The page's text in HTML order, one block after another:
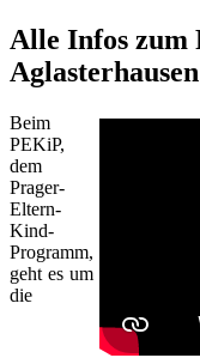
Alle Infos
Aglasterhausen
Beim
PEKiP,
dem
Prager-
Eltern-
Kind-
Programm,
geht es um
die